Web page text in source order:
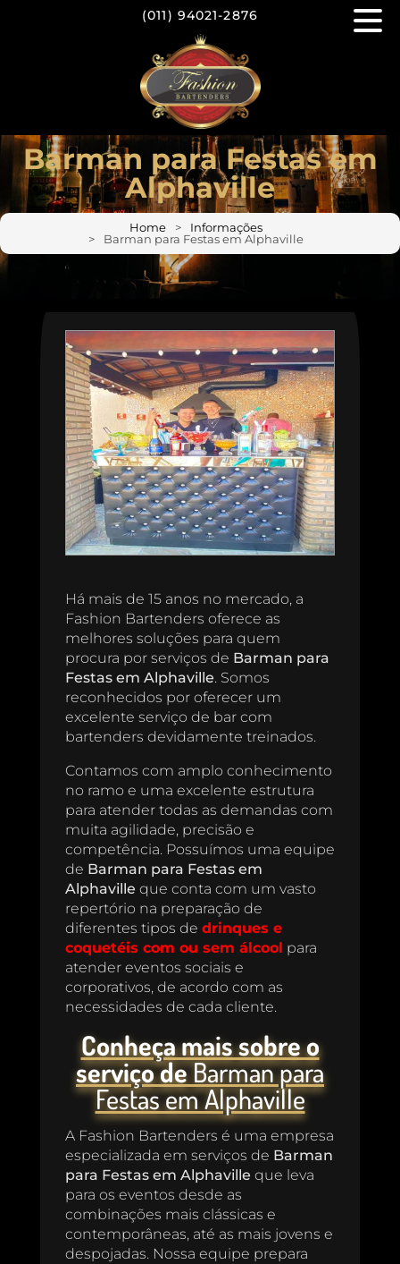
(011) 94021-2876
Barman para Festas em
Alphaville
Home
Informações
Barman para Festas em Alphaville
Há mais de 15 anos no mercado, a
Fashion Bartenders oferece as
melhores soluções para quem
procura por serviços de Barman para
Festas em Alphaville. Somos
reconhecidos por oferecer um
excelente serviço de bar com
bartenders devidamente treinados.
Contamos com amplo conhecimento
no ramo e uma excelente estrutura
para atender todas as demandas com
muita agilidade, precisão e
competência. Possuímos uma equipe
de Barman para Festas em
Alphaville que conta com um vasto
repertório na preparação de
diferentes tipos de drinques e
coquetéis com ou sem álcool para
atender eventos sociais e
corporativos, de acordo com as
necessidades de cada cliente.
Conheça mais sobre o
serviço deBarman para
Festas em Alphaville
A Fashion Bartenders é uma empresa
especializada em serviços de Barman
para Festas em Alphaville que leva
para os eventos desde as
combinações mais clássicas e
contemporâneas, até as mais jovens e
despojadas. Nossa equipe prepara